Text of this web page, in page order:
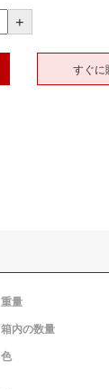
+
すぐに
重量
箱内の数量
色